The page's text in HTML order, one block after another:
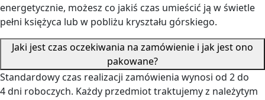
energetycznie, możesz co jakiś czas umieścić ją w świetle
pełni księżyca lub w pobliżu kryształu górskiego.
Jaki jest czas oczekiwania na zamówienie i jak jest ono
pakowane?
Standardowy czas realizacji zamówienia wynosi od 2 do
4 dni roboczych. Każdy przedmiot traktujemy z należytym